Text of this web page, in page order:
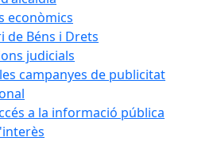
econòmics
de Béns i Drets
judicials
campanyes de publicitat
a la informació pública